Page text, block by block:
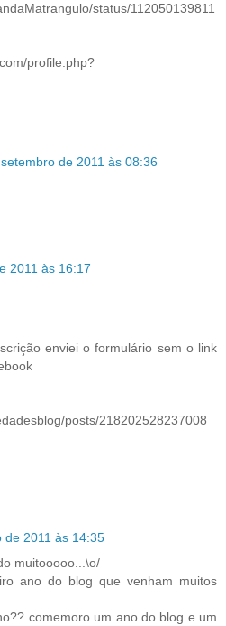
status/112050139811
profile.php?
de 2011 às 08:36
2011 às 16:17
enviei o formulário sem o link
posts/218202528237008
de 2011 às 14:35
muitooooo...\o/
ano do blog que venham muitos
comemoro um ano do blog e um